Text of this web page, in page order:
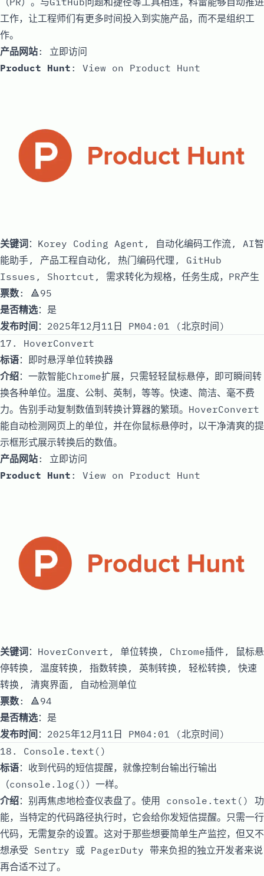
工作，让工程师们有更多时间投入到实施产品，而不是组织工
作。
产品网站: 立即访问
Product Hunt : View on Product Hunt
关键词 ：Korey Coding Agent, 自动化编码工作流, AI智
能助手, 产品工程自动化, 热门编码代理, GitHub
Issues, Shortcut, 需求转化为规格，任务生成，PR产生
票数: 🔺95
是否精选：是
发布时间 ：2025年12月11日 PM04:01 (北京时间)
17. HoverConvert
标语：即时悬浮单位转换器
介绍：一款智能Chrome扩展，只需轻轻鼠标悬停，即可瞬间转
换各种单位。温度、公制、英制，等等。快速、简洁、毫不费
力。告别手动复制数值到转换计算器的繁琐。HoverConvert
能自动检测网页上的单位，并在你鼠标悬停时，以干净清爽的提
示框形式展示转换后的数值。
产品网站: 立即访问
Product Hunt : View on Product Hunt
关键词：HoverConvert, 单位转换, Chrome插件, 鼠标悬
停转换, 温度转换, 指数转换, 英制转换, 轻松转换, 快速
转换, 清爽界面, 自动检测单位
票数: 🔺94
是否精选：是
发布时间 ：2025年12月11日 PM04:01 (北京时间)
18. Console.text()
标语：收到代码的短信提醒，就像控制台输出行输出
（console.log()）一样。
介绍：别再焦虑地检查仪表盘了。使用 console.text() 功
能，当特定的代码路径执行时，它会给你发短信提醒。只需一行
代码，无需复杂的设置。这对于那些想要简单生产监控，但又不
想承受 Sentry 或 PagerDuty 带来负担的独立开发者来说
再合适不过了。